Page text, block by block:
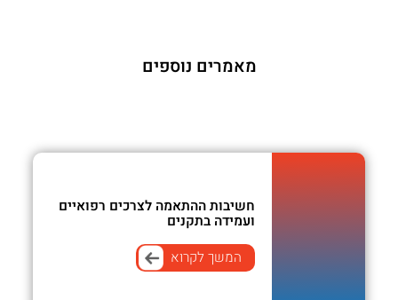
מאמרים נוספים
חשיבות ההתאמה לצרכים רפואיים
ועמידה בתקנים
המשך לקרוא